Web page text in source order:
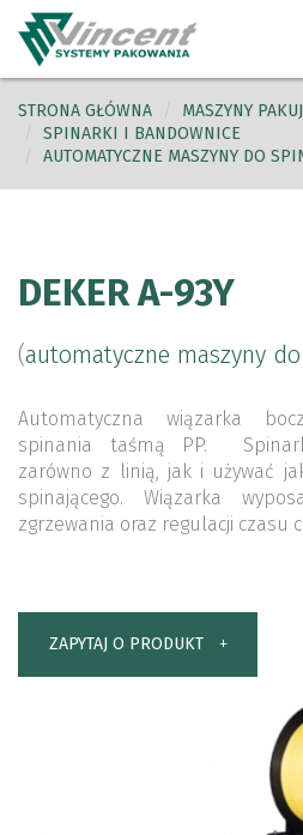
STRONA GŁÓWNA
MASZYNY
SPINARKI I BANDOWNICE
AUTOMATYCZNE MASZYNY DO
DEKER A-93Y
(automatyczne maszyny
Automatyczna wiązarka
spinania taśmą PP.
zarówno z linią, jak i używać
spinającego. Wiązarka
zgrzewania oraz regulacji czasu
ZAPYTAJ O PRODUKT